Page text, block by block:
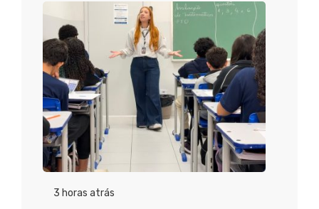
3 horas atrás